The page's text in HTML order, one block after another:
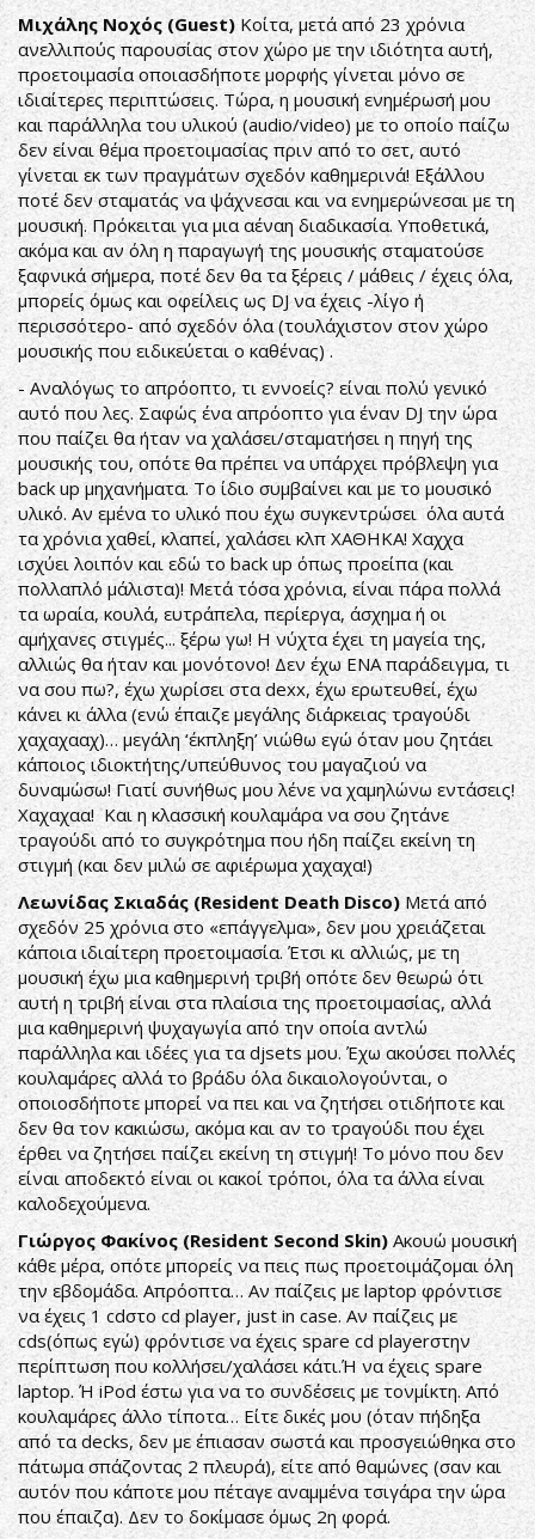
Μιχάλης Νοχός (Guest)Κοίτα, μετά από 23 χρόνια
ανελλιπούς παρουσίας στον χώρο με την ιδιότητα αυτή,
προετοιμασία οποιασδήποτε μορφής γίνεται μόνο σε
ιδιαίτερες περιπτώσεις. Τώρα, η μουσική ενημέρωσή μου
και παράλληλα του υλικού (audio/video) με το οποίο παίζω
δεν είναι θέμα προετοιμασίας πριν από το σετ, αυτό
γίνεται εκ των πραγμάτων σχεδόν καθημερινά! Εξάλλου
ποτέ δεν σταματάς να ψάχνεσαι και να ενημερώνεσαι με τη
μουσική. Πρόκειται για μια αέναη διαδικασία. Υποθετικά,
ακόμα και αν όλη η παραγωγή της μουσικής σταματούσε
ξαφνικά σήμερα, ποτέ δεν θα τα ξέρεις / μάθεις / έχεις όλα,
μπορείς όμως και οφείλεις ως DJ να έχεις -λίγο ή
περισσότερο- από σχεδόν όλα (τουλάχιστον στον χώρο
μουσικής που ειδικεύεται ο καθένας) .
- Αναλόγως το απρόοπτο, τι εννοείς? είναι πολύ γενικό
αυτό που λες. Σαφώς ένα απρόοπτο για έναν DJ την ώρα
που παίζει θα ήταν να χαλάσει/σταματήσει η πηγή της
μουσικής του, οπότε θα πρέπει να υπάρχει πρόβλεψη για
back up μηχανήματα. Το ίδιο συμβαίνει και με το μουσικό
υλικό. Αν εμένα το υλικό που έχω συγκεντρώσει όλα αυτά
τα χρόνια χαθεί, κλαπεί, χαλάσει κλπ ΧΑΘΗΚΑ! Χαχχα
ισχύει λοιπόν και εδώ το back up όπως προείπα (και
πολλαπλό μάλιστα)! Μετά τόσα χρόνια, είναι πάρα πολλά
τα ωραία, κουλά, ευτράπελα, περίεργα, άσχημα ή οι
αμήχανες στιγμές... ξέρω γω! Η νύχτα έχει τη μαγεία της,
αλλιώς θα ήταν και μονότονο! Δεν έχω ΕΝΑ παράδειγμα, τι
να σου πω?, έχω χωρίσει στα dexx, έχω ερωτευθεί, έχω
κάνει κι άλλα (ενώ έπαιζε μεγάλης διάρκειας τραγούδι
χαχαχααχ)… μεγάλη ‘έκπληξη’ νιώθω εγώ όταν μου ζητάει
κάποιος ιδιοκτήτης/υπεύθυνος του μαγαζιού να
δυναμώσω! Γιατί συνήθως μου λένε να χαμηλώνω εντάσεις!
Χαχαχαα! Και η κλασσική κουλαμάρα να σου ζητάνε
τραγούδι από το συγκρότημα που ήδη παίζει εκείνη τη
στιγμή (και δεν μιλώ σε αφιέρωμα χαχαχα!)
Λεωνίδας Σκιαδάς (Resident Death Disco)Μετά από
σχεδόν 25 χρόνια στο «επάγγελμα», δεν μου χρειάζεται
κάποια ιδιαίτερη προετοιμασία. Έτσι κι αλλιώς, με τη
μουσική έχω μια καθημερινή τριβή οπότε δεν θεωρώ ότι
αυτή η τριβή είναι στα πλαίσια της προετοιμασίας, αλλά
μια καθημερινή ψυχαγωγία από την οποία αντλώ
παράλληλα και ιδέες για τα djsets μου. Έχω ακούσει πολλές
κουλαμάρες αλλά το βράδυ όλα δικαιολογούνται, ο
οποιοσδήποτε μπορεί να πει και να ζητήσει οτιδήποτε και
δεν θα τον κακιώσω, ακόμα και αν το τραγούδι που έχει
έρθει να ζητήσει παίζει εκείνη τη στιγμή! Το μόνο που δεν
είναι αποδεκτό είναι οι κακοί τρόποι, όλα τα άλλα είναι
καλοδεχούμενα.
Γιώργος Φακίνος (Resident Second Skin) Ακουώ μουσική
κάθε μέρα, οπότε μπορείς να πεις πως προετοιμάζομαι όλη
την εβδομάδα. Απρόοπτα… Αν παίζεις με laptop φρόντισε
να έχεις 1 cdστο cd player, just in case. Αν παίζεις με
cds(όπως εγώ) φρόντισε να έχεις spare cd playerστην
περίπτωση που κολλήσει/χαλάσει κάτι.Ή να έχεις spare
laptop. Ή iPod έστω για να το συνδέσεις με τονμίκτη. Από
κουλαμάρες άλλο τίποτα… Είτε δικές μου (όταν πήδηξα
από τα decks, δεν με έπιασαν σωστά και προσγειώθηκα στο
πάτωμα σπάζοντας 2 πλευρά), είτε από θαμώνες (σαν και
αυτόν που κάποτε μου πέταγε αναμμένα τσιγάρα την ώρα
που έπαιζα). Δεν το δοκίμασε όμως 2η φορά.